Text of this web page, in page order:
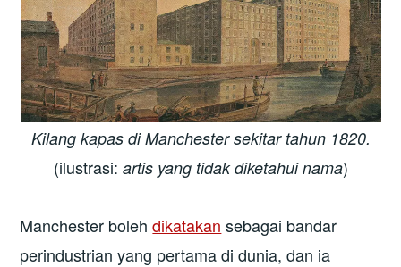
Kilang kapas di Manchester sekitar tahun 1820.
(ilustrasi: artis yang tidak diketahui nama)
Manchester bolehdikatakan sebagai bandar
perindustrian yang pertama di dunia, dan ia